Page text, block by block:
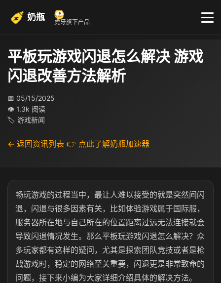
奶瓶 虎牙旗下产品
平板玩游戏闪退怎么解决 游戏
闪退改善方法解析
📅 05/15/2025
👁 1.3k 阅读
🏷 游戏新闻
← 返回资讯列表 👉 点此了解奶瓶加速器
畅玩游戏的过程当中，最让人难以接受的就是突然间闪
退，闪退与很多因素有关，比如体验游戏属于国际服，
服务器所在地与自己所在的位置距离过远无法连接就会
导致闪退情况发生。那么平板玩游戏闪退怎么解决？众
多玩家都有这样的疑问，尤其是探索团队竞技或者是枪
战游戏时，稳定的网络至关重要，闪退更是非常致命的
问题，接下来小编为大家详细介绍具体的解决方法。